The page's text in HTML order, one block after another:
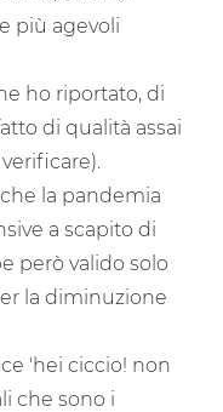
più agevoli
ho riportato, di
di qualità assai
la pandemia
a scapito di
però valido solo
la diminuzione
'hei ciccio! non
che sono i